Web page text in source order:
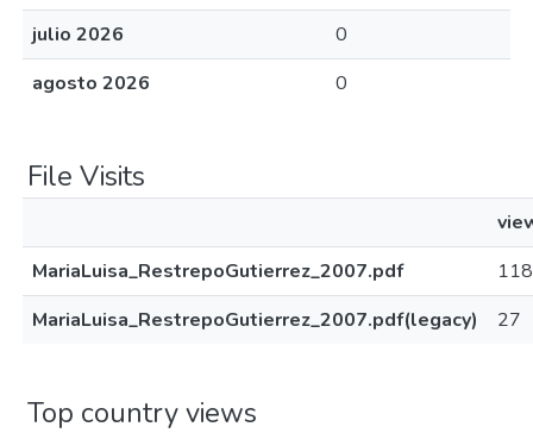
julio 2026
0
agosto 2026
0
File Visits
MariaLuisa_RestrepoGutierrez_2007.pdf
118
MariaLuisa_RestrepoGutierrez_2007.pdf(legacy)
27
Top country views